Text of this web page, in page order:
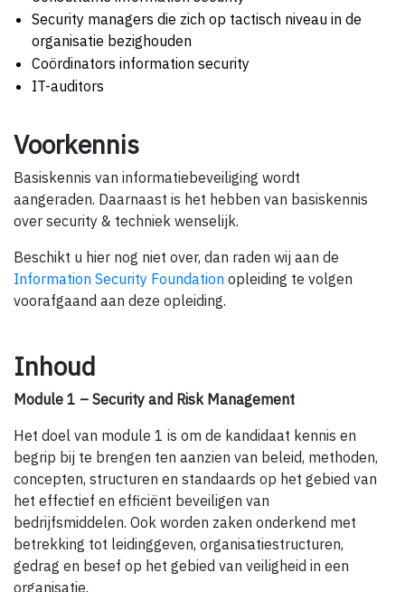
Security managers die zich op tactisch niveau in de
organisatie bezighouden
Coördinators information security
IT-auditors
Voorkennis
Basiskennis van informatiebeveiliging wordt
aangeraden. Daarnaast is het hebben van basiskennis
over security & techniek wenselijk.
Beschikt u hier nog niet over, dan raden wij aan de
Information Security Foundation opleiding te volgen
voorafgaand aan deze opleiding.
Inhoud
Module 1 – Security and Risk Management
Het doel van module 1 is om de kandidaat kennis en
begrip bij te brengen ten aanzien van beleid, methoden,
concepten, structuren en standaards op het gebied van
het effectief en efficiënt beveiligen van
bedrijfsmiddelen. Ook worden zaken onderkend met
betrekking tot leidinggeven, organisatiestructuren,
gedrag en besef op het gebied van veiligheid in een
organisatie.